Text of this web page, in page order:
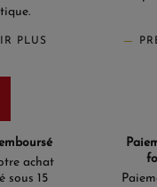
PLUS
achat
sous 15